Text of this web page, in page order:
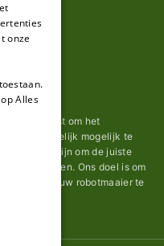
uiterste best om het
zo gemakkelijk mogelijk te
het kan zijn om de juiste
te vinden. Ons doel is om
voor uw robotmaaier te
onze
Alles